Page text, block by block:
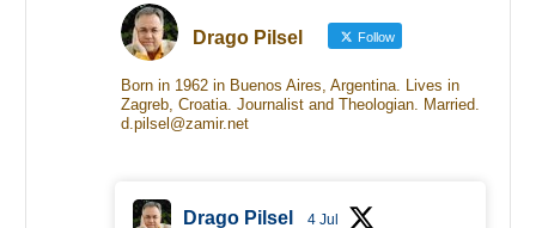
Drago Pilsel Follow
Born in 1962 in Buenos Aires, Argentina. Lives in
Zagreb, Croatia. Journalist and Theologian. Married.
d.pilsel@zamir.net
Drago Pilsel 4 Jul